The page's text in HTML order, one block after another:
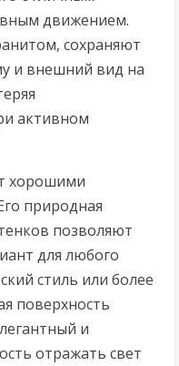
движением.
сохраняют
и внешний вид на
активном
хорошими
природная
позволяют
для любого
стиль или более
поверхность
и
отражать свет